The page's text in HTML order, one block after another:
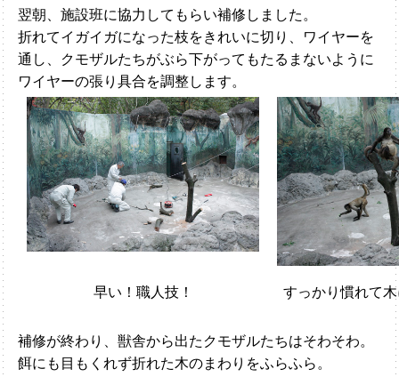
翌朝、施設班に協力してもらい補修しました。
折れてイガイガになった枝をきれいに切り、ワイヤーを
通し、クモザルたちがぶら下がってもたるまないように
ワイヤーの張り具合を調整します。
早い！職人技！ すっかり慣れて
補修が終わり、獣舎から出たクモザルたちはそわそわ。
餌にも目もくれず折れた木のまわりをふらふら。